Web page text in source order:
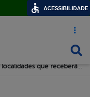
Acesso
ACESSIBILIDADE